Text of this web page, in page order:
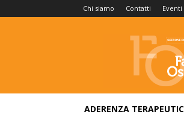
Chi siamo Contatti Eventi
Farmacia
Ospedaliera
ADERENZA